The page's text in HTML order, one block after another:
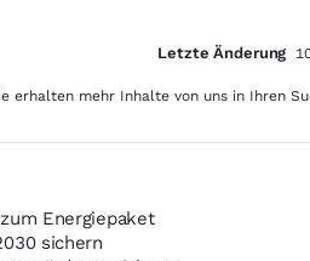
Energiepaket
sichern
Letzte Änderung
erhalten mehr Inhalte von uns in Ihren